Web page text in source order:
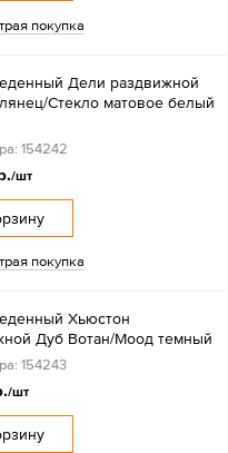
покупка
Дели раздвижной
Стекло матовое белый
154242
/шт
покупка
Хьюстон
Дуб Вотан/Моод темный
154243
/шт